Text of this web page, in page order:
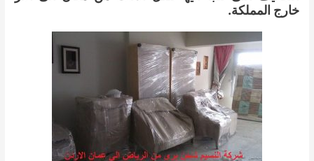
خارج المملكة.